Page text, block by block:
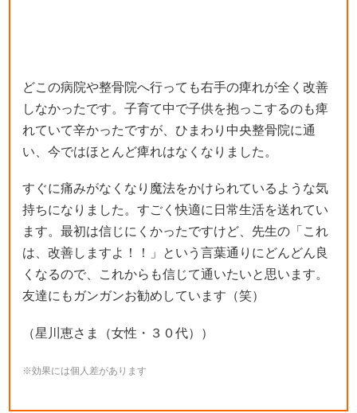
どこの病院や整骨院へ行っても右手の痺れが全く改善
しなかったです。子育て中で子供を抱っこするのも痺
れていて辛かったですが、ひまわり中央整骨院に通
い、今ではほとんど痺れはなくなりました。
すぐに痛みがなくなり魔法をかけられているような気
持ちになりました。すごく快適に日常生活を送れてい
ます。最初は信じにくかったですけど、先生の「これ
は、改善しますよ！！」という言葉通りにどんどん良
くなるので、これからも信じて通いたいと思います。
友達にもガンガンお勧めしています（笑）
（星川恵さま（女性・３０代））
※効果には個人差があります